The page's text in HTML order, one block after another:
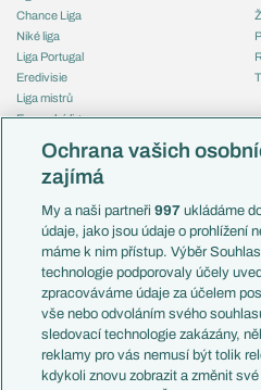
Chance Liga
Niké liga
Liga Portugal
Eredivisie
Liga mistrů
Evropská liga
Mistrovství světa
Liga národů
Témata
Představení týmů MS
EuroSkauting
PL v kostce
Evropské koeficienty
Přestupy
Přestupové spekulace
Zranění
Ochrana vašich
zajímá
My a naši partneři997 ukládáme
údaje, jako jsou údaje o prohlížení
máme k nim přístup. Výběr
technologie podporovaly účely
zpracováváme údaje za účelem
vše nebo odvoláním svého
sledovací technologie zakázány,
reklamy pro vás nemusí být tolik
kdykoli znovu zobrazit a změnit